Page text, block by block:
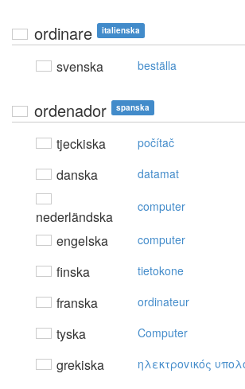
ordinare italienska
svenska beställa
ordenador spanska
tjeckiska počítač
danska datamat
nederländska
computer
engelska computer
finska tietokone
franska ordinateur
tyska Computer
grekiska ηλεκτρovικός